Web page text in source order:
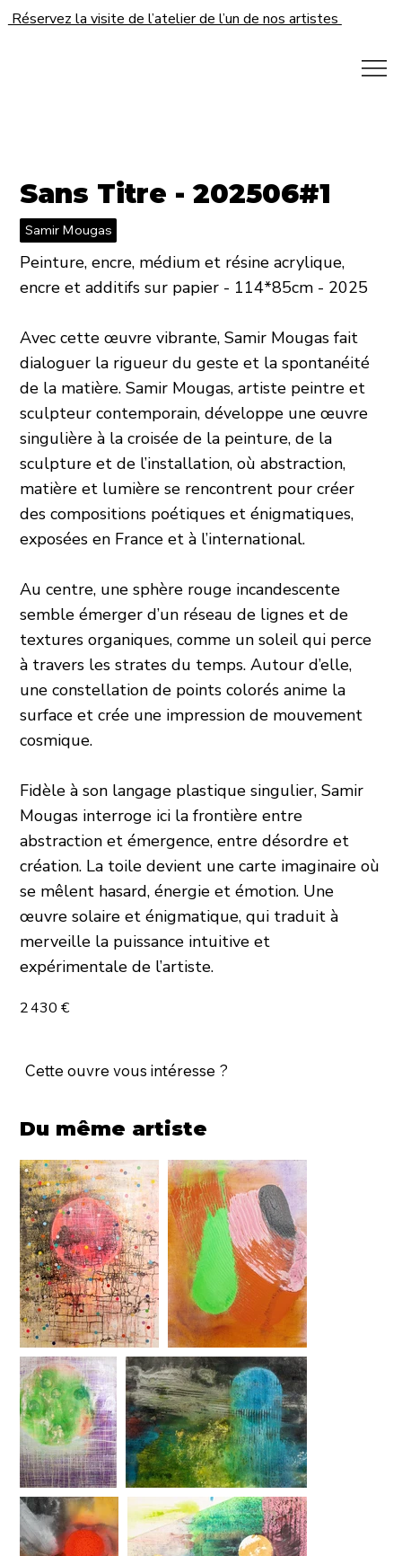
Réservez la visite de l’atelier de l’un de nos artistes
Sans Titre - 202506#1
Samir Mougas
Peinture, encre, médium et résine acrylique,
encre et additifs sur papier - 114*85cm - 2025
Avec cette œuvre vibrante, Samir Mougas fait
dialoguer la rigueur du geste et la spontanéité
de la matière. Samir Mougas, artiste peintre et
sculpteur contemporain, développe une œuvre
singulière à la croisée de la peinture, de la
sculpture et de l’installation, où abstraction,
matière et lumière se rencontrent pour créer
des compositions poétiques et énigmatiques,
exposées en France et à l’international.
Au centre, une sphère rouge incandescente
semble émerger d’un réseau de lignes et de
textures organiques, comme un soleil qui perce
à travers les strates du temps. Autour d’elle,
une constellation de points colorés anime la
surface et crée une impression de mouvement
cosmique.
Fidèle à son langage plastique singulier, Samir
Mougas interroge ici la frontière entre
abstraction et émergence, entre désordre et
création. La toile devient une carte imaginaire où
se mêlent hasard, énergie et émotion. Une
œuvre solaire et énigmatique, qui traduit à
merveille la puissance intuitive et
expérimentale de l’artiste.
2 430 €
Cette ouvre vous intéresse ?
Du même artiste